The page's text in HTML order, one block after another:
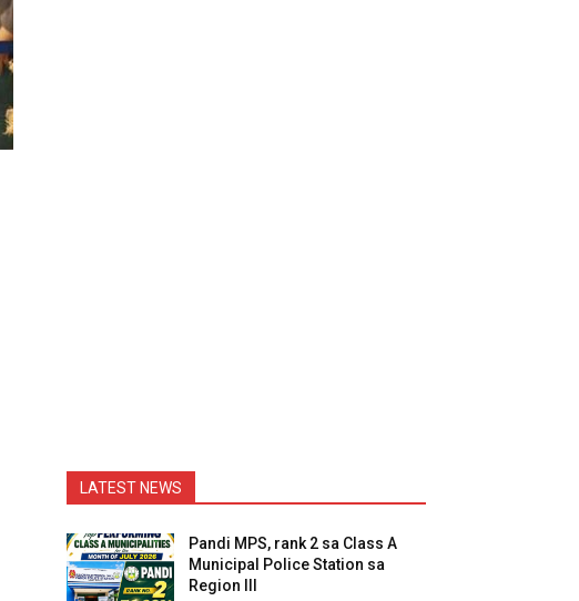
LATEST NEWS
Pandi MPS, rank 2 sa Class A
Municipal Police Station sa
Region III